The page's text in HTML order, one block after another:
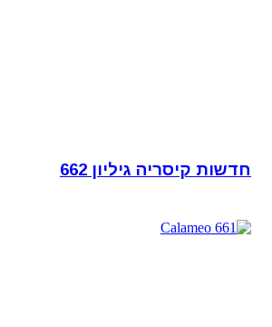
חדשות קיסריה גיליון 662